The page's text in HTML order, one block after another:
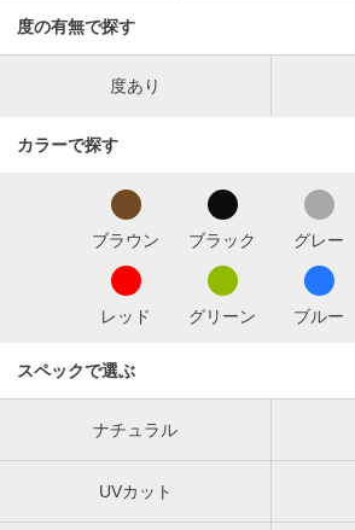
度の有無で探す
度あり
カラーで探す
ブラウン ブラック グレー
レッド グリーン ブルー
スペックで選ぶ
ナチュラル
UVカット